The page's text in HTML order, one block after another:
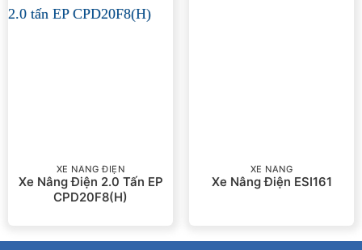
XE NÂNG ĐIỆN
Xe Nâng Điện 2.0 Tấn EP
CPD20F8(H)
XE NÂNG
Xe Nâng Điện ESI161